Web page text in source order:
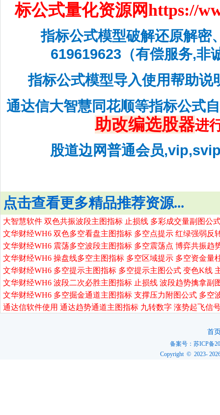
标公式量化资源网https://
指标公式模型破解还原解密
619619623（有偿服务,非
指标公式模型导入使用帮助说
通达信大智慧同花顺等指标公式
助改编选股器进
股道边网普通会员
点击查看更多精品推荐资源...
大智慧软件 双色共振波段主图指标 止损线 多彩成交量副图公
文华财经WH6 双色多空看盘主图指标 多空点提示 红绿强弱反
文华财经WH6 震荡多空波段主图指标 多空震荡点 博弈共振趋
文华财经WH6 操盘线多空主图指标 多空区域提示 多空资金量
文华财经WH6 多空提示主图指标 多空提示主图公式 变色K线
文华财经WH6 波段二次必胜主图指标 止损线 波段趋势擒拿副
文华财经WH6 多空掘金通道主图指标 支撑压力附图公式 多空
通达信软件使用 通达趋势通道主图指标 九转数字 涨势起飞信
首
备案号：苏ICP备
Copyright © 2023-